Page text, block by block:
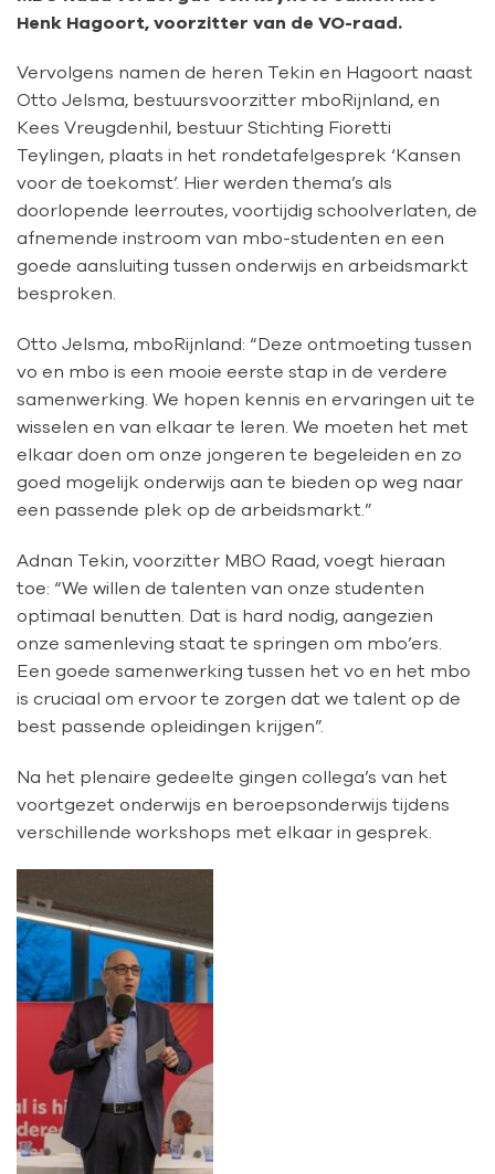
Henk Hagoort, voorzitter van de VO-raad.
Vervolgens namen de heren Tekin en Hagoort naast
Otto Jelsma, bestuursvoorzitter mboRijnland, en
Kees Vreugdenhil, bestuur Stichting Fioretti
Teylingen, plaats in het rondetafelgesprek ‘Kansen
voor de toekomst’. Hier werden thema’s als
doorlopende leerroutes, voortijdig schoolverlaten, de
afnemende instroom van mbo-studenten en een
goede aansluiting tussen onderwijs en arbeidsmarkt
besproken.
Otto Jelsma, mboRijnland: “Deze ontmoeting tussen
vo en mbo is een mooie eerste stap in de verdere
samenwerking. We hopen kennis en ervaringen uit te
wisselen en van elkaar te leren. We moeten het met
elkaar doen om onze jongeren te begeleiden en zo
goed mogelijk onderwijs aan te bieden op weg naar
een passende plek op de arbeidsmarkt.”
Adnan Tekin, voorzitter MBO Raad, voegt hieraan
toe: “We willen de talenten van onze studenten
optimaal benutten. Dat is hard nodig, aangezien
onze samenleving staat te springen om mbo’ers.
Een goede samenwerking tussen het vo en het mbo
is cruciaal om ervoor te zorgen dat we talent op de
best passende opleidingen krijgen”.
Na het plenaire gedeelte gingen collega’s van het
voortgezet onderwijs en beroepsonderwijs tijdens
verschillende workshops met elkaar in gesprek.